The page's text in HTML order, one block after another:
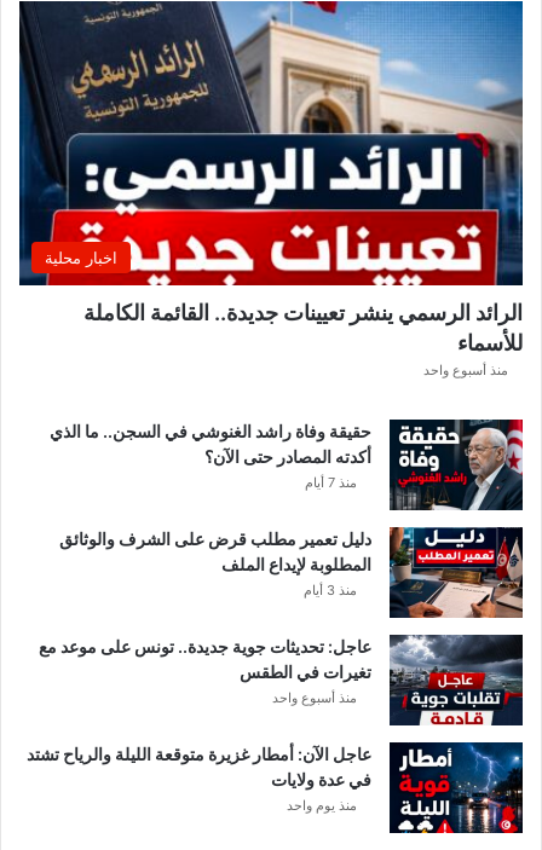
اخبار محلية
الرائد الرسمي ينشر تعيينات جديدة.. القائمة الكاملة
للأسماء
منذ أسبوع واحد
حقيقة وفاة راشد الغنوشي في السجن.. ما الذي
أكدته المصادر حتى الآن؟
منذ 7 أيام
دليل تعمير مطلب قرض على الشرف والوثائق
المطلوبة لإيداع الملف
منذ 3 أيام
عاجل: تحديثات جوية جديدة.. تونس على موعد مع
تغيرات في الطقس
منذ أسبوع واحد
عاجل الآن: أمطار غزيرة متوقعة الليلة والرياح تشتد
في عدة ولايات
منذ يوم واحد